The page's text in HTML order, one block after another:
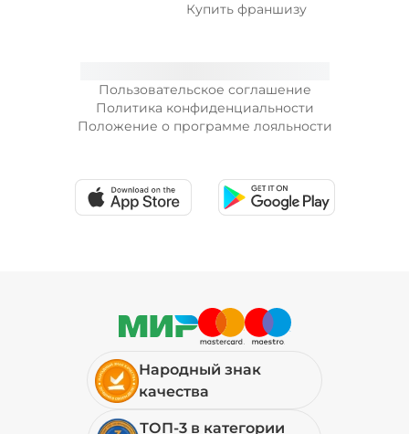
Пользовательское соглашение
Политика конфиденциальности
Положение о программе лояльности
Купить франшизу
Народный знак
качества
ТОП-3 в категории